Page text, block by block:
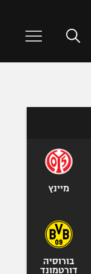
מיינץ
בורוסיה
דורטמונד